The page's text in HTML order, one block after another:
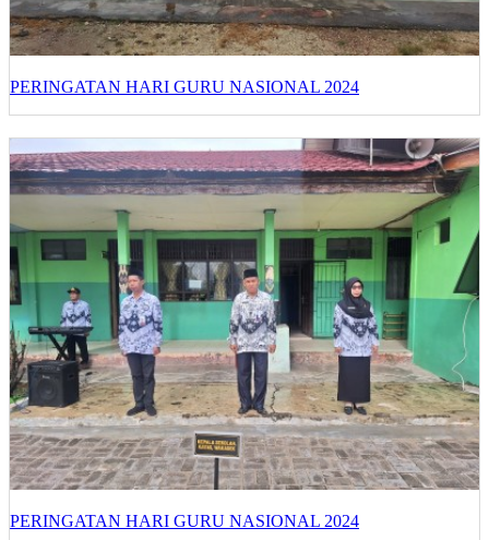
PERINGATAN HARI GURU NASIONAL 2024
PERINGATAN HARI GURU NASIONAL 2024